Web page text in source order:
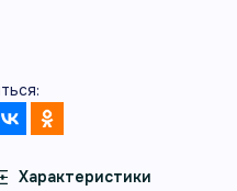
Характеристики